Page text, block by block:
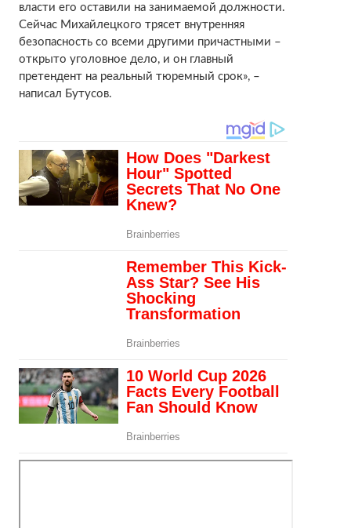
власти его оставили на занимаемой должности.
Сейчас Михайлецкого трясет внутренняя
безопасность со всеми другими причастными –
открыто уголовное дело, и он главный
претендент на реальный тюремный срок», –
написал Бутусов.